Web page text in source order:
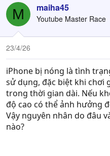
r
e
a
d
s
t
a
r
t
e
r
à
y
ử
M maiha45
Youtube Master Race
23/4/26
iPhone bị nóng là tình
sử dụng, đặc biệt khi chơi
trong thời gian dài. Nếu
độ cao có thể ảnh hưởng
Vậy nguyên nhân do đâu
nào?